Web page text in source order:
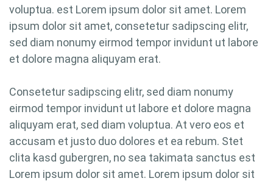
voluptua. est Lorem ipsum dolor sit amet. Lorem
ipsum dolor sit amet, consetetur sadipscing elitr,
sed diam nonumy eirmod tempor invidunt ut labore
et dolore magna aliquyam erat.
Consetetur sadipscing elitr, sed diam nonumy
eirmod tempor invidunt ut labore et dolore magna
aliquyam erat, sed diam voluptua. At vero eos et
accusam et justo duo dolores et ea rebum. Stet
clita kasd gubergren, no sea takimata sanctus est
Lorem ipsum dolor sit amet. Lorem ipsum dolor sit